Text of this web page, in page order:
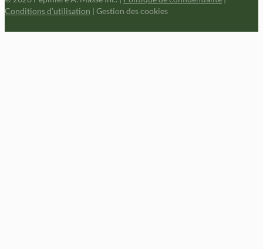
Conditions d’utilisation | Gestion des cookies